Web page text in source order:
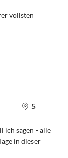
vollsten
5
ich sagen - alle
in dieser